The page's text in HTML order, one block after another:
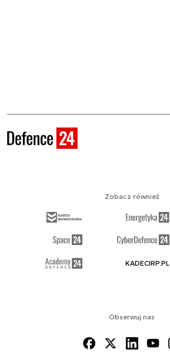
Obserwuj nas
Zobacz również
KADECIRP.PL